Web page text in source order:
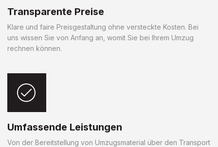
Transparente Preise
Klare und faire Preisgestaltung ohne versteckte Kosten. Bei
uns wissen Sie von Anfang an, womit Sie bei Ihrem Umzug
rechnen können.
Umfassende Leistungen
Von der Bereitstellung von Umzugsmaterial über den Transport